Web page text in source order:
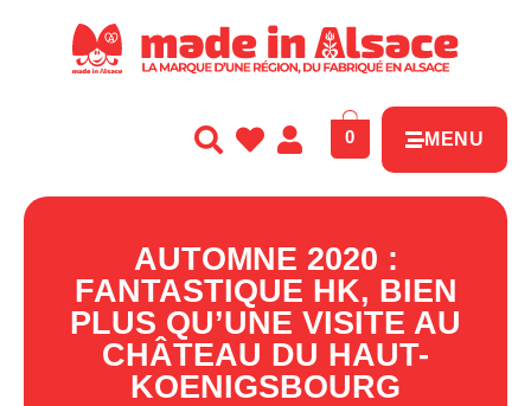
0 MENU
AUTOMNE 2020 :
FANTASTIQUE HK, BIEN
PLUS QU’UNE VISITE AU
CHÂTEAU DU HAUT-
KOENIGSBOURG